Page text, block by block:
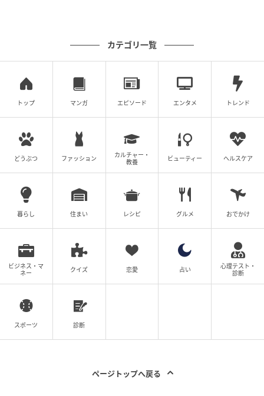
やがて景色を楽しむ時間よりも、窓の鍵や家具の位置
参考：
窓やベランダからの子どもの転落事故に御注意
ください!ー網戸に補助錠を付ける、ベランダに台にな
る物を置かないなどの対策を
（消費者庁）
購入から6年後、低層マンションへの住み替え
を決断
転機となったのは、お子さまの小学校入学を控えた頃
でした。お子さまの行動範囲はさらに広がり、一人で
過ごす時間も少しずつ増えていきます。
そのたびにご夫妻は「本当にこのまま高層階で暮らし
続けて大丈夫だろうか」と考えるようになったそうで
す。何度も話し合いを重ねた結果、ご夫妻は住み替え
あり、大きな利益が出る売却にはならなかったそうで
カテゴリ一覧
トップ マンガ エピソード エンタメ トレンド
どうぶつ ファッション
カルチャー・
教養
ビューティー ヘルスケア
暮らし 住まい レシピ グルメ おでかけ
ビジネス・マ
ネー
クイズ 恋愛 占い
心理テスト・
診断
スポーツ 診断
ページトップへ戻る